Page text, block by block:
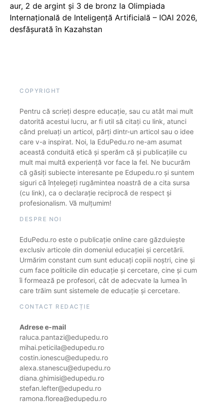
aur, 2 de argint și 3 de bronz la Olimpiada
Internațională de Inteligență Artificială – IOAI 2026,
desfășurată în Kazahstan
COPYRIGHT
Pentru că scrieți despre educație, sau cu atât mai mult
datorită acestui lucru, ar fi util să citați cu link, atunci
când preluați un articol, părți dintr-un articol sau o idee
care v-a inspirat. Noi, la EduPedu.ro ne-am asumat
această conduită etică și sperăm că și publicațiile cu
mult mai multă experiență vor face la fel. Ne bucurăm
că găsiți subiecte interesante pe Edupedu.ro și suntem
siguri că înțelegeți rugămintea noastră de a cita sursa
(cu link), ca o declarație reciprocă de respect și
profesionalism. Vă mulțumim!
DESPRE NOI
EduPedu.ro este o publicație online care găzduiește
exclusiv articole din domeniul educației și cercetării.
Urmărim constant cum sunt educați copiii noștri, cine și
cum face politicile din educație și cercetare, cine și cum
îi formează pe profesori, cât de adecvate la lumea în
care trăim sunt sistemele de educație și cercetare.
CONTACT REDACȚIE
Adrese e-mail
raluca.pantazi@edupedu.ro
mihai.peticila@edupedu.ro
costin.ionescu@edupedu.ro
alexa.stanescu@edupedu.ro
diana.ghimisi@edupedu.ro
stefan.lefter@edupedu.ro
ramona.florea@edupedu.ro